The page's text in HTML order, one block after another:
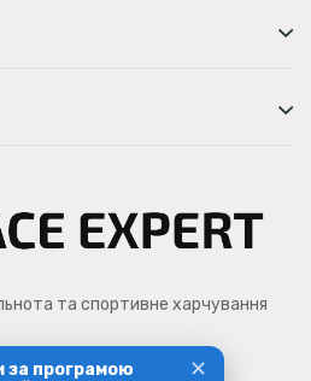
та спортивне харчування
Expert © 2026 ✕
за програмою